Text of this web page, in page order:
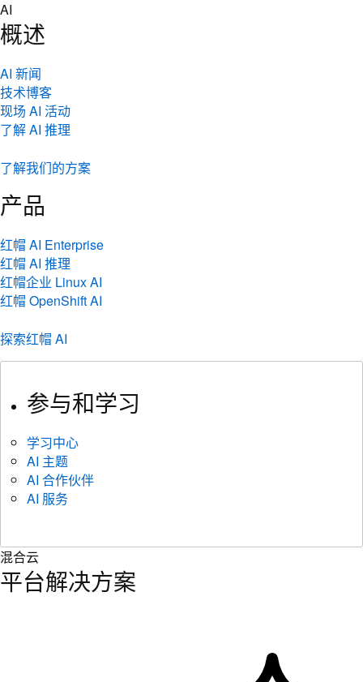
Skip
to
content
AI
概述
AI 新闻
技术博客
现场 AI 活动
了解 AI 推理
了解我们的方案
产品
红帽 AI Enterprise
红帽 AI 推理
红帽企业 Linux AI
红帽 OpenShift AI
探索红帽 AI
参与和学习
学习中心
AI 主题
AI 合作伙伴
AI 服务
混合云
平台解决方案